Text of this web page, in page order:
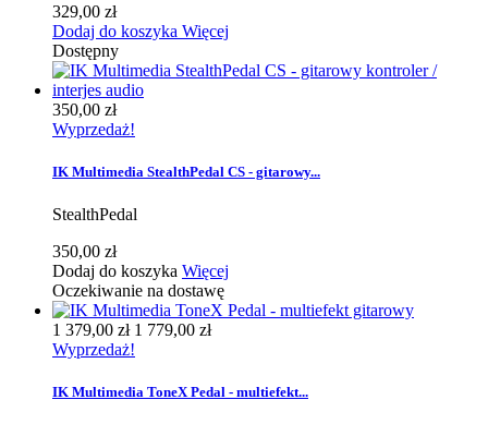
329,00 zł
Dodaj do koszyka Więcej
Dostępny
350,00 zł
Wyprzedaż!
IK Multimedia StealthPedal CS - gitarowy...
StealthPedal
350,00 zł
Dodaj do koszyka Więcej
Oczekiwanie na dostawę
1 379,00 zł 1 779,00 zł
Wyprzedaż!
IK Multimedia ToneX Pedal - multiefekt...